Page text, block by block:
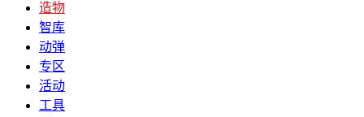
造物
智库
动弹
专区
活动
工具